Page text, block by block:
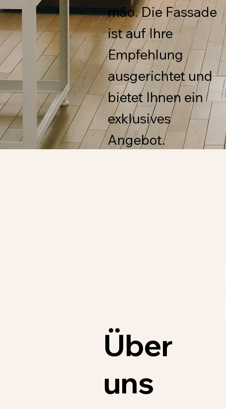
mão. Die Fassade
ist auf Ihre
Empfehlung
ausgerichtet und
bietet Ihnen ein
exklusives
Angebot.
Über
uns